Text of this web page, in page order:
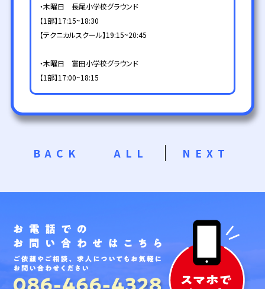
・木曜日 長尾小学校グラウンド
【1部】17:15~18:30
【テクニカルスクール】19:15~20:45
・木曜日 富田小学校グラウンド
【1部】17:00~18:15
BACK ALL NEXT